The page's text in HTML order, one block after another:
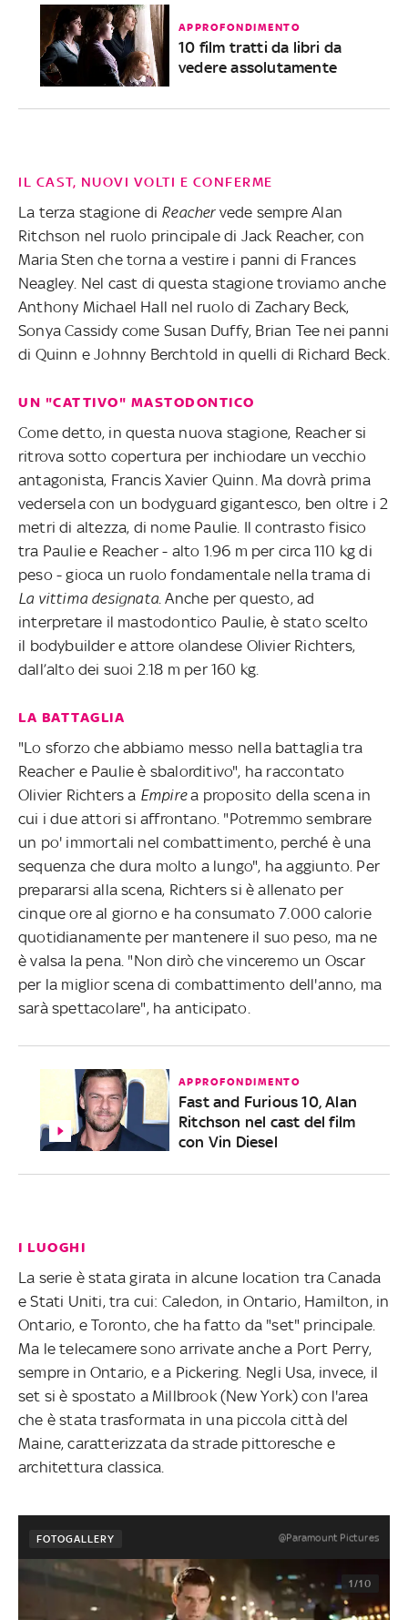
APPROFONDIMENTO
10 film tratti da libri da
vedere assolutamente
IL CAST, NUOVI VOLTI E CONFERME
La terza stagione di Reacher vede sempre Alan
Ritchson nel ruolo principale di Jack Reacher, con
Maria Sten che torna a vestire i panni di Frances
Neagley. Nel cast di questa stagione troviamo anche
Anthony Michael Hall nel ruolo di Zachary Beck,
Sonya Cassidy come Susan Duffy, Brian Tee nei panni
di Quinn e Johnny Berchtold in quelli di Richard Beck.
UN "CATTIVO" MASTODONTICO
Come detto, in questa nuova stagione, Reacher si
ritrova sotto copertura per inchiodare un vecchio
antagonista, Francis Xavier Quinn. Ma dovrà prima
vedersela con un bodyguard gigantesco, ben oltre i 2
metri di altezza, di nome Paulie. Il contrasto fisico
tra Paulie e Reacher - alto 1.96 m per circa 110 kg di
peso - gioca un ruolo fondamentale nella trama di
La vittima designata. Anche per questo, ad
interpretare il mastodontico Paulie, è stato scelto
il bodybuilder e attore olandese Olivier Richters,
dall’alto dei suoi 2.18 m per 160 kg.
LA BATTAGLIA
"Lo sforzo che abbiamo messo nella battaglia tra
Reacher e Paulie è sbalorditivo", ha raccontato
Olivier Richters a Empirea proposito della scena in
cui i due attori si affrontano. "Potremmo sembrare
un po' immortali nel combattimento, perché è una
sequenza che dura molto a lungo", ha aggiunto. Per
prepararsi alla scena, Richters si è allenato per
cinque ore al giorno e ha consumato 7.000 calorie
quotidianamente per mantenere il suo peso, ma ne
è valsa la pena. "Non dirò che vinceremo un Oscar
per la miglior scena di combattimento dell'anno, ma
sarà spettacolare", ha anticipato.
APPROFONDIMENTO
Fast and Furious 10, Alan
Ritchson nel cast del film
con Vin Diesel
I LUOGHI
La serie è stata girata in alcune location tra Canada
e Stati Uniti, tra cui: Caledon, in Ontario, Hamilton, in
Ontario, e Toronto, che ha fatto da "set" principale.
Ma le telecamere sono arrivate anche a Port Perry,
sempre in Ontario, e a Pickering. Negli Usa, invece, il
set si è spostato a Millbrook (New York) con l'area
che è stata trasformata in una piccola città del
Maine, caratterizzata da strade pittoresche e
architettura classica.
FOTOGALLERY @Paramount Pictures
1/10